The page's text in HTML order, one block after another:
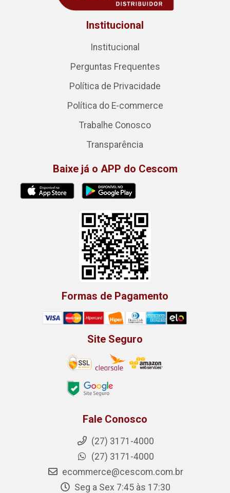
Institucional
Institucional
Perguntas Frequentes
Política de Privacidade
Política do E-commerce
Trabalhe Conosco
Transparência
Baixe já o APP do Cescom
Formas de Pagamento
Site Seguro
Fale Conosco
(27) 3171-4000
(27) 3171-4000
ecommerce@cescom.com.br
Seg a Sex 7:45 às 17:30